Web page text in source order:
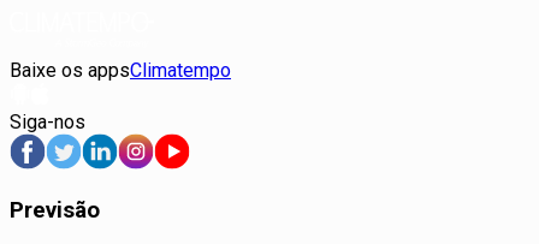
Baixe os appsClimatempo
Siga-nos
Previsão